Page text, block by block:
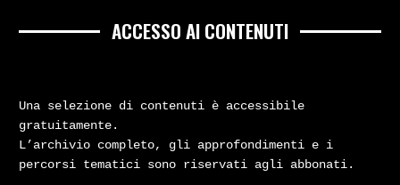
ACCESSO AI CONTENUTI
Una selezione di contenuti è accessibile
gratuitamente.
L’archivio completo, gli approfondimenti e i
percorsi tematici sono riservati agli abbonati.